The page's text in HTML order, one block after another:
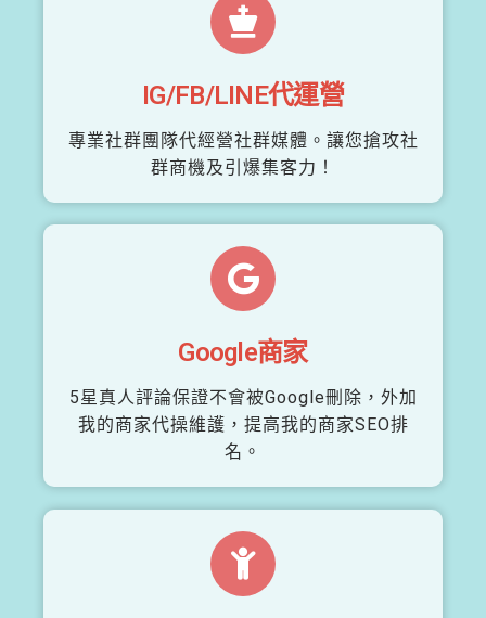
IG/FB/LINE代運營
專業社群團隊代經營社群媒體。讓您搶攻社
群商機及引爆集客力！
Google商家
5星真人評論保證不會被Google刪除，外加
我的商家代操維護，提高我的商家SEO排
名。